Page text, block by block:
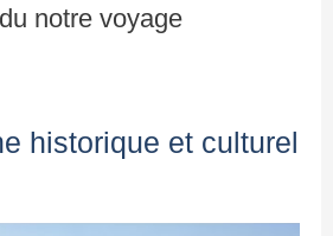
notre voyage
historique et culturel